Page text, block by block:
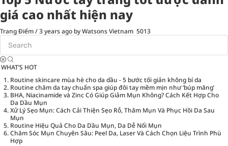
giá cao nhất hiện nay
Trang Điểm/3 years ago by Watsons Vietnam 5013
WHAT’S HOT
Routine skincare mùa hè cho da dầu - 5 bước tối giản không bí da
Routine chăm da tay chuẩn spa giúp đôi tay mềm mịn như ‘búp măng’
BHA, Niacinamide và Zinc Có Giúp Giảm Mụn Không? Cách Kết Hợp Cho
Da Dầu Mụn
Xử Lý Sẹo Mụn: Cách Cải Thiện Sẹo Rỗ, Thâm Mụn Và Phục Hồi Da Sau
Mụn
Routine Hiệu Quả Cho Da Dầu Mụn, Da Dễ Nổi Mụn
Chăm Sóc Mụn Chuyên Sâu: Peel Da, Laser Và Cách Chọn Liệu Trình Phù
Hợp